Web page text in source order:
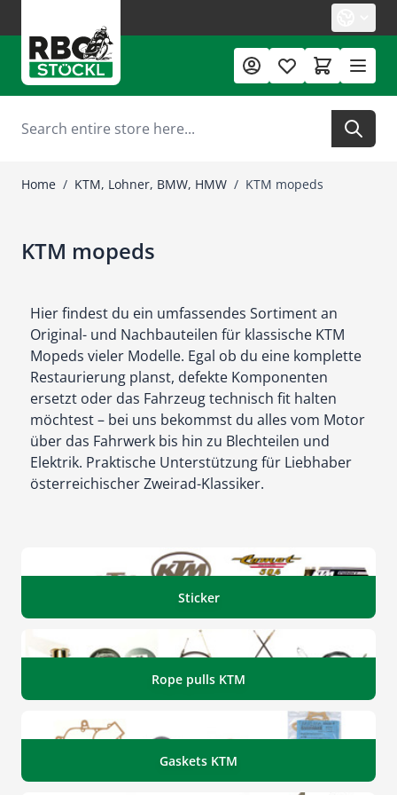
Search
Home / KTM, Lohner, BMW, HMW / KTM mopeds
KTM mopeds
Hier findest du ein umfassendes Sortiment an
Original- und Nachbauteilen für klassische KTM
Mopeds vieler Modelle. Egal ob du eine komplette
Restaurierung planst, defekte Komponenten
ersetzt oder das Fahrzeug technisch fit halten
möchtest – bei uns bekommst du alles vom Motor
über das Fahrwerk bis hin zu Blechteilen und
Elektrik. Praktische Unterstützung für Liebhaber
österreichischer Zweirad-Klassiker.
Sticker
Rope pulls KTM
Gaskets KTM